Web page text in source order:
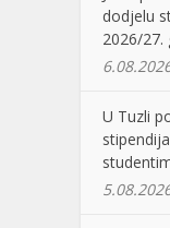
dodjelu
2026/27.
U Tuzli